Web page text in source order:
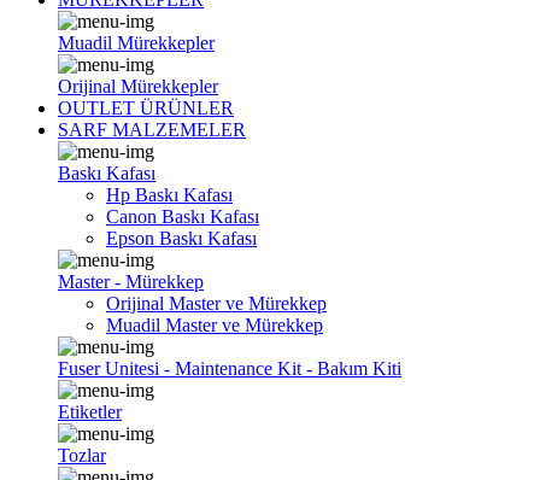
Muadil Mürekkepler
Orijinal Mürekkepler
OUTLET ÜRÜNLER
SARF MALZEMELER
Baskı Kafası
Hp Baskı Kafası
Canon Baskı Kafası
Epson Baskı Kafası
Master - Mürekkep
Orijinal Master ve Mürekkep
Muadil Master ve Mürekkep
Fuser Unitesi - Maintenance Kit - Bakım Kiti
Etiketler
Tozlar